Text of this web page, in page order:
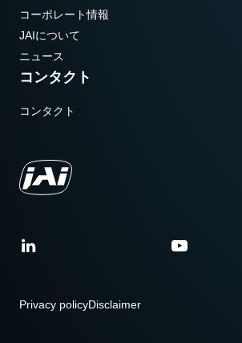
コーポレート情報
JAIについて
ニュース
コンタクト
コンタクト
Privacy policyDisclaimer